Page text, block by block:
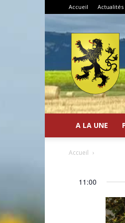
Accueil Actualités
A LA UNE
Accueil
11:00